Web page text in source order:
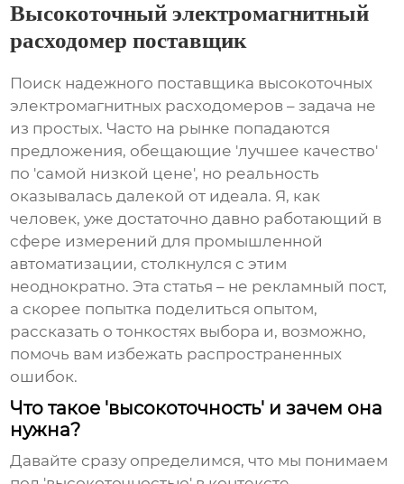
Высокоточный электромагнитный
расходомер поставщик
Поиск надежного поставщика высокоточных
электромагнитных расходомеров – задача не
из простых. Часто на рынке попадаются
предложения, обещающие 'лучшее качество'
по 'самой низкой цене', но реальность
оказывалась далекой от идеала. Я, как
человек, уже достаточно давно работающий в
сфере измерений для промышленной
автоматизации, столкнулся с этим
неоднократно. Эта статья – не рекламный пост,
а скорее попытка поделиться опытом,
рассказать о тонкостях выбора и, возможно,
помочь вам избежать распространенных
ошибок.
Что такое 'высокоточность' и зачем она
нужна?
Давайте сразу определимся, что мы понимаем